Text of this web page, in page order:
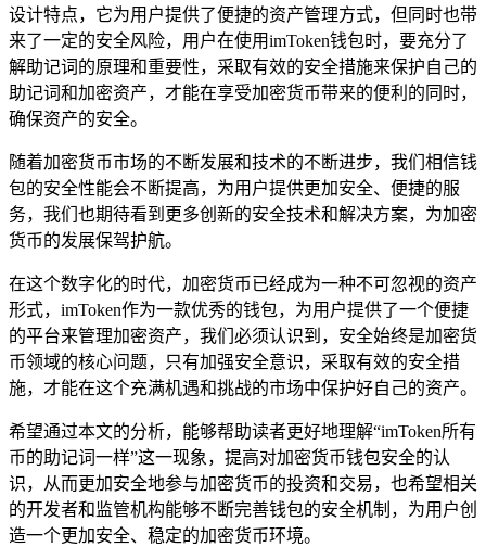
设计特点，它为用户提供了便捷的资产管理方式，但同时也带
来了一定的安全风险，用户在使用imToken钱包时，要充分了
解助记词的原理和重要性，采取有效的安全措施来保护自己的
助记词和加密资产，才能在享受加密货币带来的便利的同时，
确保资产的安全。
随着加密货币市场的不断发展和技术的不断进步，我们相信钱
包的安全性能会不断提高，为用户提供更加安全、便捷的服
务，我们也期待看到更多创新的安全技术和解决方案，为加密
货币的发展保驾护航。
在这个数字化的时代，加密货币已经成为一种不可忽视的资产
形式，imToken作为一款优秀的钱包，为用户提供了一个便捷
的平台来管理加密资产，我们必须认识到，安全始终是加密货
币领域的核心问题，只有加强安全意识，采取有效的安全措
施，才能在这个充满机遇和挑战的市场中保护好自己的资产。
希望通过本文的分析，能够帮助读者更好地理解“imToken所有
币的助记词一样”这一现象，提高对加密货币钱包安全的认
识，从而更加安全地参与加密货币的投资和交易，也希望相关
的开发者和监管机构能够不断完善钱包的安全机制，为用户创
造一个更加安全、稳定的加密货币环境。